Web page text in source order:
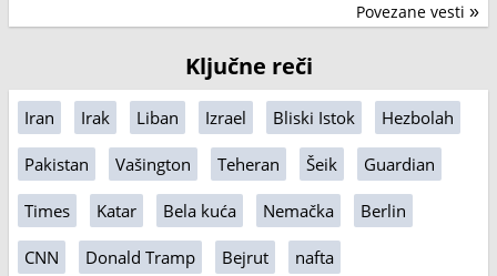
Povezane vesti »
Ključne reči
Iran Irak Liban Izrael Bliski Istok Hezbolah
Pakistan Vašington Teheran Šeik Guardian
Times Katar Bela kuća Nemačka Berlin
CNN Donald Tramp Bejrut nafta